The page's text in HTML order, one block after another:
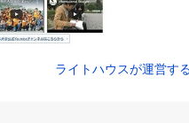
ライトハウスが運営す